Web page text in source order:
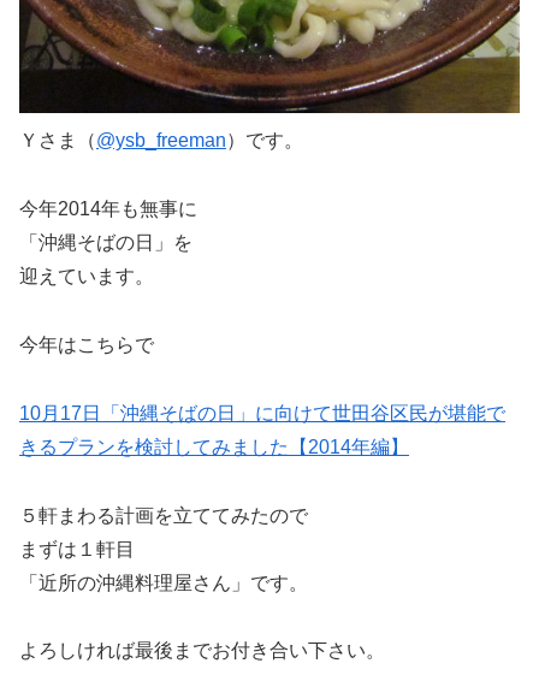
Ｙさま（@ysb_freeman）です。
今年2014年も無事に
「沖縄そばの日」を
迎えています。
今年はこちらで
10月17日「沖縄そばの日」に向けて世田谷区民が堪能で
きるプランを検討してみました【2014年編】
５軒まわる計画を立ててみたので
まずは１軒目
「近所の沖縄料理屋さん」です。
よろしければ最後までお付き合い下さい。